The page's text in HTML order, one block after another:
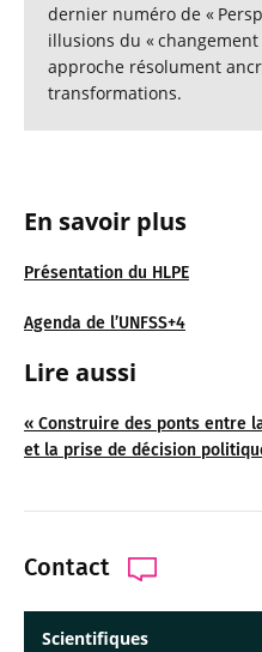
En savoir plus
Présentation du HLPE
Agenda de l’UNFSS+4
Lire aussi
« Construire des ponts entre
et la prise de décision
Contact
Scientifiques
dernier numéro de «
illusions du « changement
approche résolument
transformations.